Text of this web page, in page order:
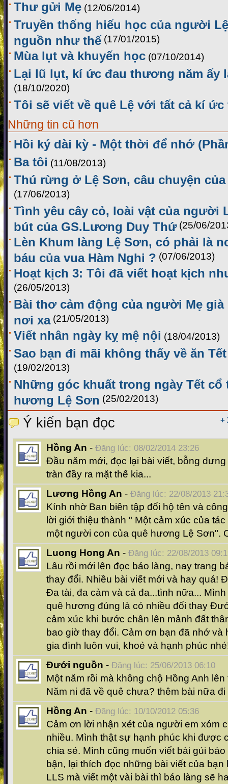
Thư gửi Mẹ (12/06/2014)
Truyền thống hiếu học của người
nguồn như thế (17/01/2015)
Mùa lụt và khuyến học (07/10/2014)
Lại lũ lụt, kí ức đau thương năm ấy
(18/10/2020)
Tôi sẽ viết về quê Lệ với tất cả kí
Những tin cũ hơn
Hồi ký dài kỳ - Một thời để nhớ
Ba tôi (11/08/2013)
Thú rừng ở Lệ Sơn, câu chuyện
(17/06/2013)
Tình yêu cây cỏ, loài vật của người
bút của GS.Lương Duy Thứ (25/06/
Lèn Khum làng Lệ Sơn, có phải là
báu của vua Hàm Nghi ? (07/06/2013)
Hoạt kịch 3: Tôi đã viết hoạt kịch
(26/05/2013)
Bài thơ cảm động của người Mẹ
nơi xa (21/05/2013)
Viết nhân ngày kỵ mệ nội (18/04/2013)
Sao bạn đi mãi không thấy về ăn
(19/02/2013)
Những góc khuất trong ngày Tết cổ
hương Lệ Sơn (25/02/2013)
+
Ý kiến bạn đọc
Hồng An - Đăng lúc: 08/02/2014 23:26
Đầu năm mới, đọc lại bài viết, bỗng
tràn đầy ra mặt thế kia...
Lương Hồng An - Đăng lúc: 22/08/2013
Kính nhờ Ban biên tập đổi hộ tên và
lời giới thiệu thành " Một cảm xúc của
một người con của quê hương Lệ Sơn".
Luong Hong An - Đăng lúc: 22/08/2013
Lâu rồi mới lên đọc báo làng, nay trang
thay đổi. Nhiều bài viết mới và hay quá!
Đa tài, đa cảm và cả đa...tình nữa...
quê hương đúng là có nhiều đổi thay
cảm xúc khi bước chân lên mảnh đất
bao giờ thay đổi. Cảm ơn bạn đã nhớ và
gia đình luôn vui, khoẻ và hạnh phúc
Đưới nguồn - Đăng lúc: 25/06/2013 06:10
Một năm rồi mà không chộ Hồng Anh
Năm ni đã về quê chưa? thêm bài nữa đi
Hồng An - Đăng lúc: 10/10/2012 05:36
Cảm ơn lời nhận xét của người em xóm
nhiều. Mình thật sự hạnh phúc khi được
chia sẻ. Mình cũng muốn viết bài gủi
bận, lại thích đọc những bài viết của
LLS mà viết một vài bài thì báo làng sẽ